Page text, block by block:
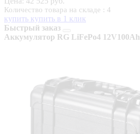
Количество товара на складе : 4
купить купить в 1 клик
Быстрый заказ
Аккумулятор RG LiFePo4 12V100Ah